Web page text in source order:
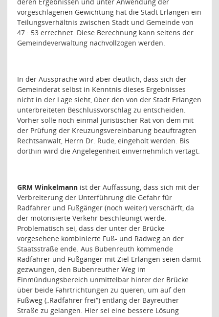
vorgeschlagenen Gewichtung hat die Stadt Erlangen ein
Teilungsverhältnis zwischen Stadt und Gemeinde von
47 : 53 errechnet. Diese Berechnung kann seitens der
Gemeindeverwaltung nachvollzogen werden.
In der Aussprache wird aber deutlich, dass sich der
Gemeinderat selbst in Kenntnis dieses Ergebnisses
nicht in der Lage sieht, über den von der Stadt Erlangen
unterbreiteten Beschlussvorschlag zu entscheiden.
Vorher solle noch einmal juristischer Rat von dem mit
der Prüfung der Kreuzungsvereinbarung beauftragten
Rechtsanwalt, Herrn Dr. Rude, eingeholt werden. Bis
dorthin wird die Angelegenheit einvernehmlich vertagt.
GRM Winkelmann ist der Auffassung, dass sich mit der
Verbreiterung der Unterführung die Gefahr für
Radfahrer und Fußgänger (noch weiter) verschärft, da
der motorisierte Verkehr beschleunigt werde.
Problematisch sei, dass der unter der Brücke
vorgesehene kombinierte Fuß- und Radweg an der
Staatsstraße ende. Aus Bubenreuth kommende
Radfahrer und Fußgänger mit Ziel Erlangen seien damit
gezwungen, den Bubenreuther Weg im
Einmündungsbereich unmittelbar hinter der Brücke
über beide Fahrtrichtungen zu queren, um auf den
Fußweg („Radfahrer frei“) entlang der Bayreuther
Straße zu gelangen. Hier sei eine bessere Lösung